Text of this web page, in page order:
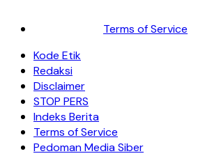
Terms of Service
Kode Etik
Redaksi
Disclaimer
STOP PERS
Indeks Berita
Terms of Service
Pedoman Media Siber